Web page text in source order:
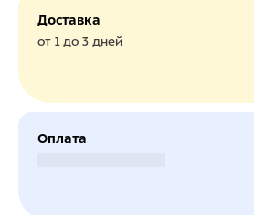
Доставка
от 1 до 3 дней
Оплата